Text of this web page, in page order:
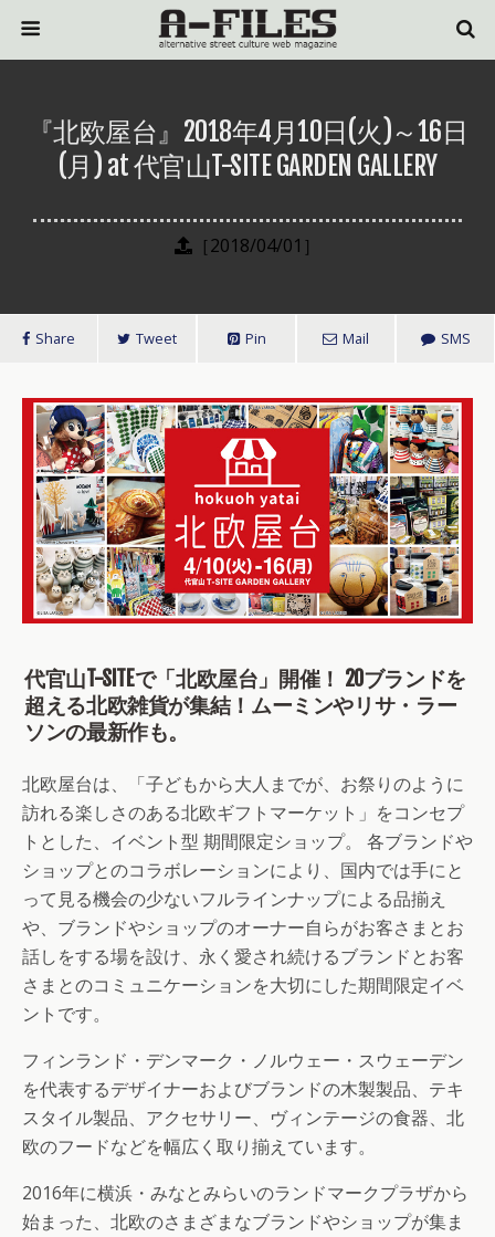
『北欧屋台』2018年4月10日(火)～16日
(月) at 代官山T-SITE GARDEN GALLERY
［2018/04/01］
Share Tweet Pin Mail SMS
代官山T-SITEで「北欧屋台」開催！ 20ブランドを
超える北欧雑貨が集結！ムーミンやリサ・ラー
ソンの最新作も。
北欧屋台は、「子どもから大人までが、お祭りのように
訪れる楽しさのある北欧ギフトマーケット」をコンセプ
トとした、イベント型 期間限定ショップ。 各ブランドや
ショップとのコラボレーションにより、国内では手にと
って見る機会の少ないフルラインナップによる品揃え
や、ブランドやショップのオーナー自らがお客さまとお
話しをする場を設け、永く愛され続けるブランドとお客
さまとのコミュニケーションを大切にした期間限定イベ
ントです。
フィンランド・デンマーク・ノルウェー・スウェーデン
を代表するデザイナーおよびブランドの木製製品、テキ
スタイル製品、アクセサリー、ヴィンテージの食器、北
欧のフードなどを幅広く取り揃えています。
2016年に横浜・みなとみらいのランドマークプラザから
始まった、北欧のさまざまなブランドやショップが集ま